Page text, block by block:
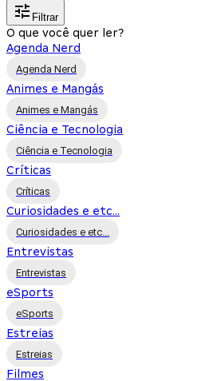
Filtrar
O que você quer ler?
Agenda Nerd
Agenda Nerd
Animes e Mangás
Animes e Mangás
Ciência e Tecnologia
Ciência e Tecnologia
Críticas
Críticas
Curiosidades e etc...
Curiosidades e etc...
Entrevistas
Entrevistas
eSports
eSports
Estreias
Estreias
Filmes